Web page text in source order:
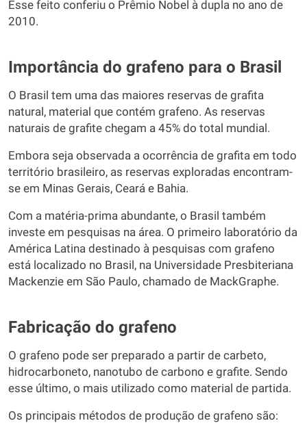
Esse feito conferiu o Prêmio Nobel à dupla no ano de
2010.
Importância do grafeno para o Brasil
O Brasil tem uma das maiores reservas de grafita
natural, material que contém grafeno. As reservas
naturais de grafite chegam a 45% do total mundial.
Embora seja observada a ocorrência de grafita em todo
território brasileiro, as reservas exploradas encontram-
se em Minas Gerais, Ceará e Bahia.
Com a matéria-prima abundante, o Brasil também
investe em pesquisas na área. O primeiro laboratório da
América Latina destinado à pesquisas com grafeno
está localizado no Brasil, na Universidade Presbiteriana
Mackenzie em São Paulo, chamado de MackGraphe.
Fabricação do grafeno
O grafeno pode ser preparado a partir de carbeto,
hidrocarboneto, nanotubo de carbono e grafite. Sendo
esse último, o mais utilizado como material de partida.
Os principais métodos de produção de grafeno são: